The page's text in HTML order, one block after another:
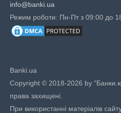
info@banki.ua
Режим роботи: Пн-Пт з 09:00 до
Banki.ua
Copyright © 2018-2026 by
права захищені.
При використанні матеріалів